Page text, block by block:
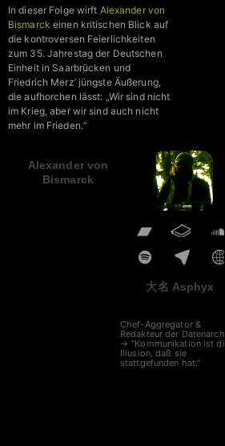
In dieser Folge wirft Alexander von
Bismarck einen kritischen Blick auf
die kontroversen Feierlichkeiten
zum 35. Jahrestag der Deutschen
Einheit in Saarbrücken und
Friedrich Merz’ jüngste Äußerung,
die aufhorchen lässt: „Wir sind nicht
im Krieg, aber wir sind auch nicht
mehr im Frieden.“
Alexander von
Bismarck
大名 Asphyx
Chef-Aggregator &
Redakteur der Datenarche
→ "Kommunikation ist die
Illusion, daß sie
stattgefunden hat."